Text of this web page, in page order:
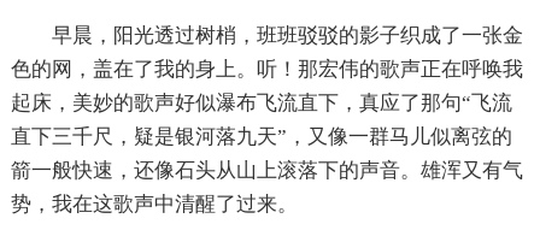
早晨，阳光透过树梢，班班驳驳的影子织成了一张金
色的网，盖在了我的身上。听！那宏伟的歌声正在呼唤我
起床，美妙的歌声好似瀑布飞流直下，真应了那句“飞流
直下三千尺，疑是银河落九天”，又像一群马儿似离弦的
箭一般快速，还像石头从山上滚落下的声音。雄浑又有气
势，我在这歌声中清醒了过来。